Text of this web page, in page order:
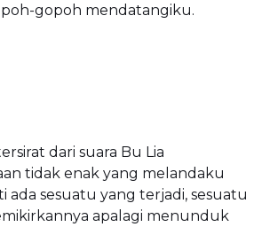
gopoh mendatangiku.
dari suara Bu Lia
tidak enak yang melandaku
sesuatu yang terjadi, sesuatu
apalagi menunduk